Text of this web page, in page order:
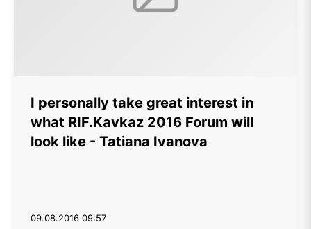
I personally take great interest in
what RIF.Kavkaz 2016 Forum will
look like - Tatiana Ivanova
09.08.2016 09:57